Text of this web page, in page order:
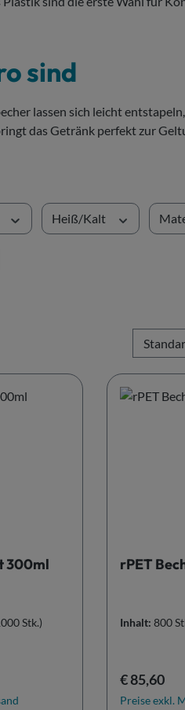
sind
lassen sich leicht
das Getränk perfekt zur
Heiß/Kalt
300ml
Stk.)
rPET
Inhalt: 800
Regulärer
€ 85,60
Preise exkl.